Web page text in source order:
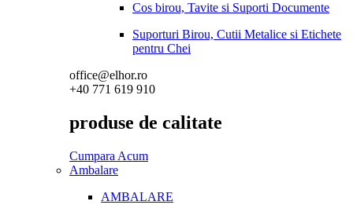
Cos birou, Tavite si Suporti Documente
Suporturi Birou, Cutii Metalice si Etichete
pentru Chei
office@elhor.ro
+40 771 619 910
produse de calitate
Cumpara Acum
Ambalare
AMBALARE